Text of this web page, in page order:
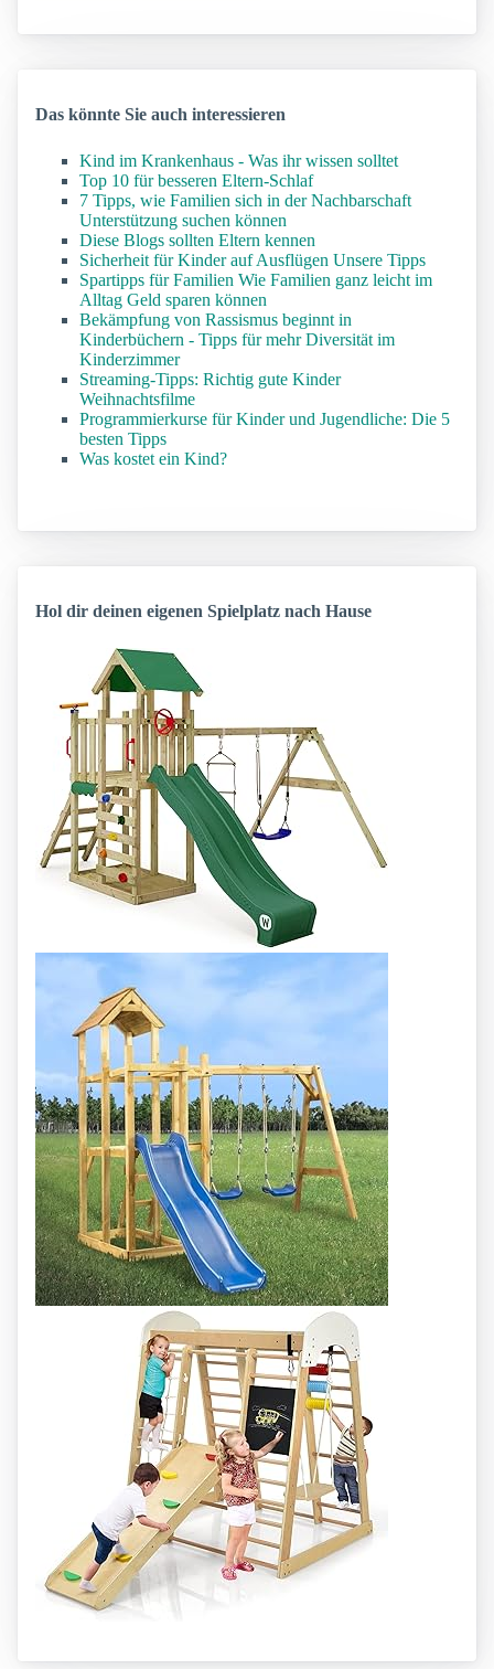
Das könnte Sie auch interessieren
Kind im Krankenhaus - Was ihr wissen solltet
Top 10 für besseren Eltern-Schlaf
7 Tipps, wie Familien sich in der Nachbarschaft
Unterstützung suchen können
Diese Blogs sollten Eltern kennen
Sicherheit für Kinder auf Ausflügen Unsere Tipps
Spartipps für Familien Wie Familien ganz leicht im
Alltag Geld sparen können
Bekämpfung von Rassismus beginnt in
Kinderbüchern - Tipps für mehr Diversität im
Kinderzimmer
Streaming-Tipps: Richtig gute Kinder
Weihnachtsfilme
Programmierkurse für Kinder und Jugendliche: Die 5
besten Tipps
Was kostet ein Kind?
Hol dir deinen eigenen Spielplatz nach Hause